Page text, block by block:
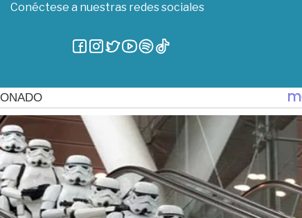
Conéctese a nuestras redes sociales